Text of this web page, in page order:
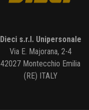
Dieci s.r.l. Unipersonale
Via E. Majorana, 2-4
42027 Montecchio Emilia
(RE) ITALY